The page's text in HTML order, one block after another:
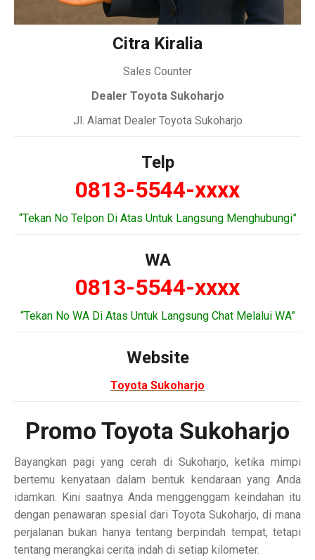
Citra Kiralia
Sales Counter
Dealer Toyota Sukoharjo
Jl. Alamat Dealer Toyota Sukoharjo
Telp
0813-5544-xxxx
“Tekan No Telpon Di Atas Untuk Langsung Menghubungi”
WA
0813-5544-xxxx
“Tekan No WA Di Atas Untuk Langsung Chat Melalui WA”
Website
Toyota Sukoharjo
Promo Toyota Sukoharjo
Bayangkan pagi yang cerah di Sukoharjo, ketika mimpi
bertemu kenyataan dalam bentuk kendaraan yang Anda
idamkan. Kini saatnya Anda menggenggam keindahan itu
dengan penawaran spesial dari Toyota Sukoharjo, di mana
perjalanan bukan hanya tentang berpindah tempat, tetapi
tentang merangkai cerita indah di setiap kilometer.